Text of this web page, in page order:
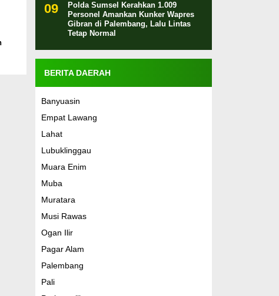
Polda Sumsel Kerahkan 1.009
Personel Amankan Kunker Wapres
Gibran di Palembang, Lalu Lintas
Tetap Normal
BERITA DAERAH
Banyuasin
Empat Lawang
Lahat
Lubuklinggau
Muara Enim
Muba
Muratara
Musi Rawas
Ogan Ilir
Pagar Alam
Palembang
Pali